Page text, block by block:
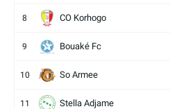
8 CO Korhogo
9 Bouaké Fc
10 So Armee
11 Stella Adjame